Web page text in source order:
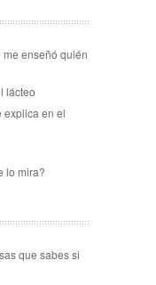
enseñó quién
lácteo
explica en el
lo mira?
que sabes si